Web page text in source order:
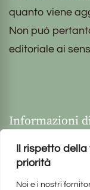
Il rispetto della
priorità
Noi e i nostri
quanto viene
Non può
editoriale ai
Informazioni